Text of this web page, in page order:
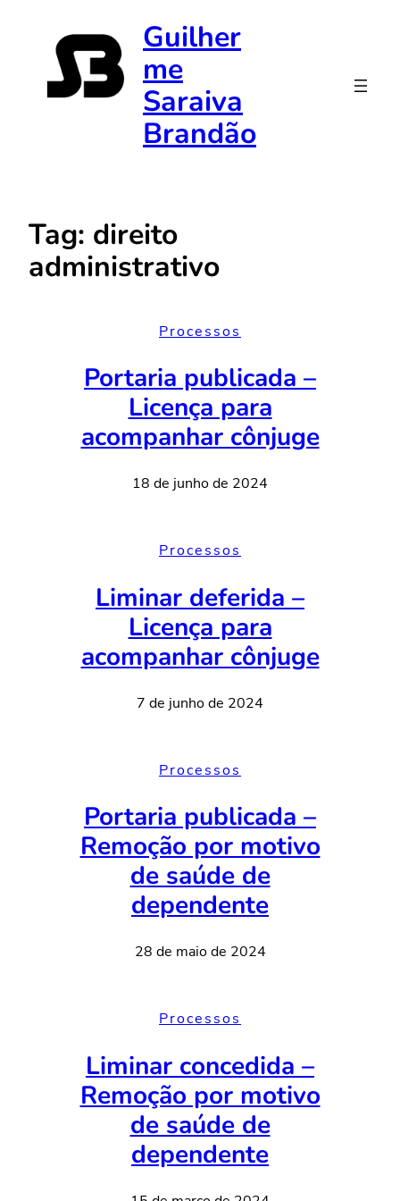
conteúdo
Guilher
me
Saraiva
Brandão
Tag: direito
administrativo
Processos
Portaria publicada –
Licença para
acompanhar cônjuge
18 de junho de 2024
Processos
Liminar deferida –
Licença para
acompanhar cônjuge
7 de junho de 2024
Processos
Portaria publicada –
Remoção por motivo
de saúde de
dependente
28 de maio de 2024
Processos
Liminar concedida –
Remoção por motivo
de saúde de
dependente